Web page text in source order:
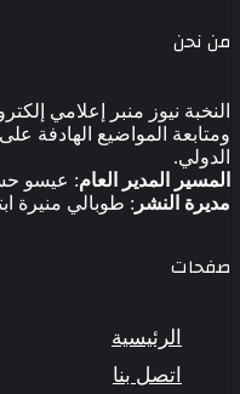
نحن
نيوز منبر إعلامي
المواضيع الهادفة على
المدير العام: عيسو حسين
النشر: طوبالي منيرة
الرئيسية
اتصل بنا